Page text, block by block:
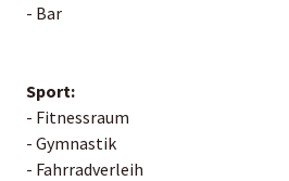
- Bar
Sport:
- Fitnessraum
- Gymnastik
- Fahrradverleih